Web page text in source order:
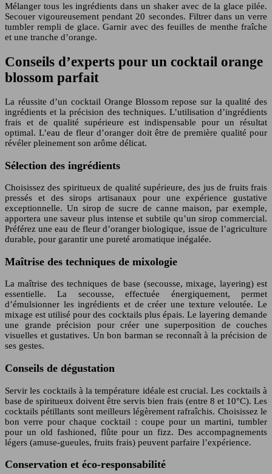
Mélanger tous les ingrédients dans un shaker avec de la glace pilée.
Secouer vigoureusement pendant 20 secondes. Filtrer dans un verre
tumbler rempli de glace. Garnir avec des feuilles de menthe fraîche
et une tranche d’orange.
Conseils d’experts pour un cocktail orange
blossom parfait
La réussite d’un cocktail Orange Blossom repose sur la qualité des
ingrédients et la précision des techniques. L’utilisation d’ingrédients
frais et de qualité supérieure est indispensable pour un résultat
optimal. L’eau de fleur d’oranger doit être de première qualité pour
révéler pleinement son arôme délicat.
Sélection des ingrédients
Choisissez des spiritueux de qualité supérieure, des jus de fruits frais
pressés et des sirops artisanaux pour une expérience gustative
exceptionnelle. Un sirop de sucre de canne maison, par exemple,
apportera une saveur plus intense et subtile qu’un sirop commercial.
Préférez une eau de fleur d’oranger biologique, issue de l’agriculture
durable, pour garantir une pureté aromatique inégalée.
Maîtrise des techniques de mixologie
La maîtrise des techniques de base (secousse, mixage, layering) est
essentielle. La secousse, effectuée énergiquement, permet
d’émulsionner les ingrédients et de créer une texture veloutée. Le
mixage est utilisé pour des cocktails plus épais. Le layering demande
une grande précision pour créer une superposition de couches
visuelles et gustatives. Un bon barman se reconnaît à la précision de
ses gestes.
Conseils de dégustation
Servir les cocktails à la température idéale est crucial. Les cocktails à
base de spiritueux doivent être servis bien frais (entre 8 et 10°C). Les
cocktails pétillants sont meilleurs légèrement rafraîchis. Choisissez le
bon verre pour chaque cocktail : coupe pour un martini, tumbler
pour un old fashioned, flûte pour un fizz. Des accompagnements
légers (amuse-gueules, fruits frais) peuvent parfaire l’expérience.
Conservation et éco-responsabilité